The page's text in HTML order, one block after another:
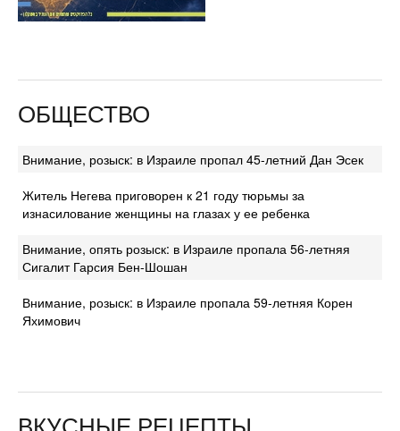
ОБЩЕСТВО
Внимание, розыск: в Израиле пропал 45-летний Дан Эсек
Житель Негева приговорен к 21 году тюрьмы за
изнасилование женщины на глазах у ее ребенка
Внимание, опять розыск: в Израиле пропала 56-летняя
Сигалит Гарсия Бен-Шошан
Внимание, розыск: в Израиле пропала 59-летняя Корен
Яхимович